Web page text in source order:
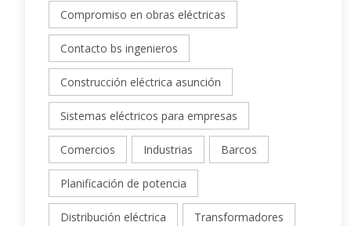
Compromiso en obras eléctricas
Contacto bs ingenieros
Construcción eléctrica asunción
Sistemas eléctricos para empresas
Comercios Industrias Barcos
Planificación de potencia
Distribución eléctrica Transformadores